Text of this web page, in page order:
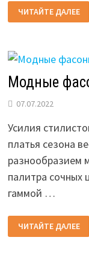
РЕЙТИНГ
КОСМЕТИКИ
2026
И
НАТУРАЛЬНОСТИ
ЧИТАЙТЕ ДАЛЕЕ
Модные
07.07.2022
Усилия
платья сезона
разнообразием
палитра сочных
гаммой …
МОДНЫЕ
ФАСОНЫ
ПЛАТЬЕВ
ЧИТАЙТЕ ДАЛЕЕ